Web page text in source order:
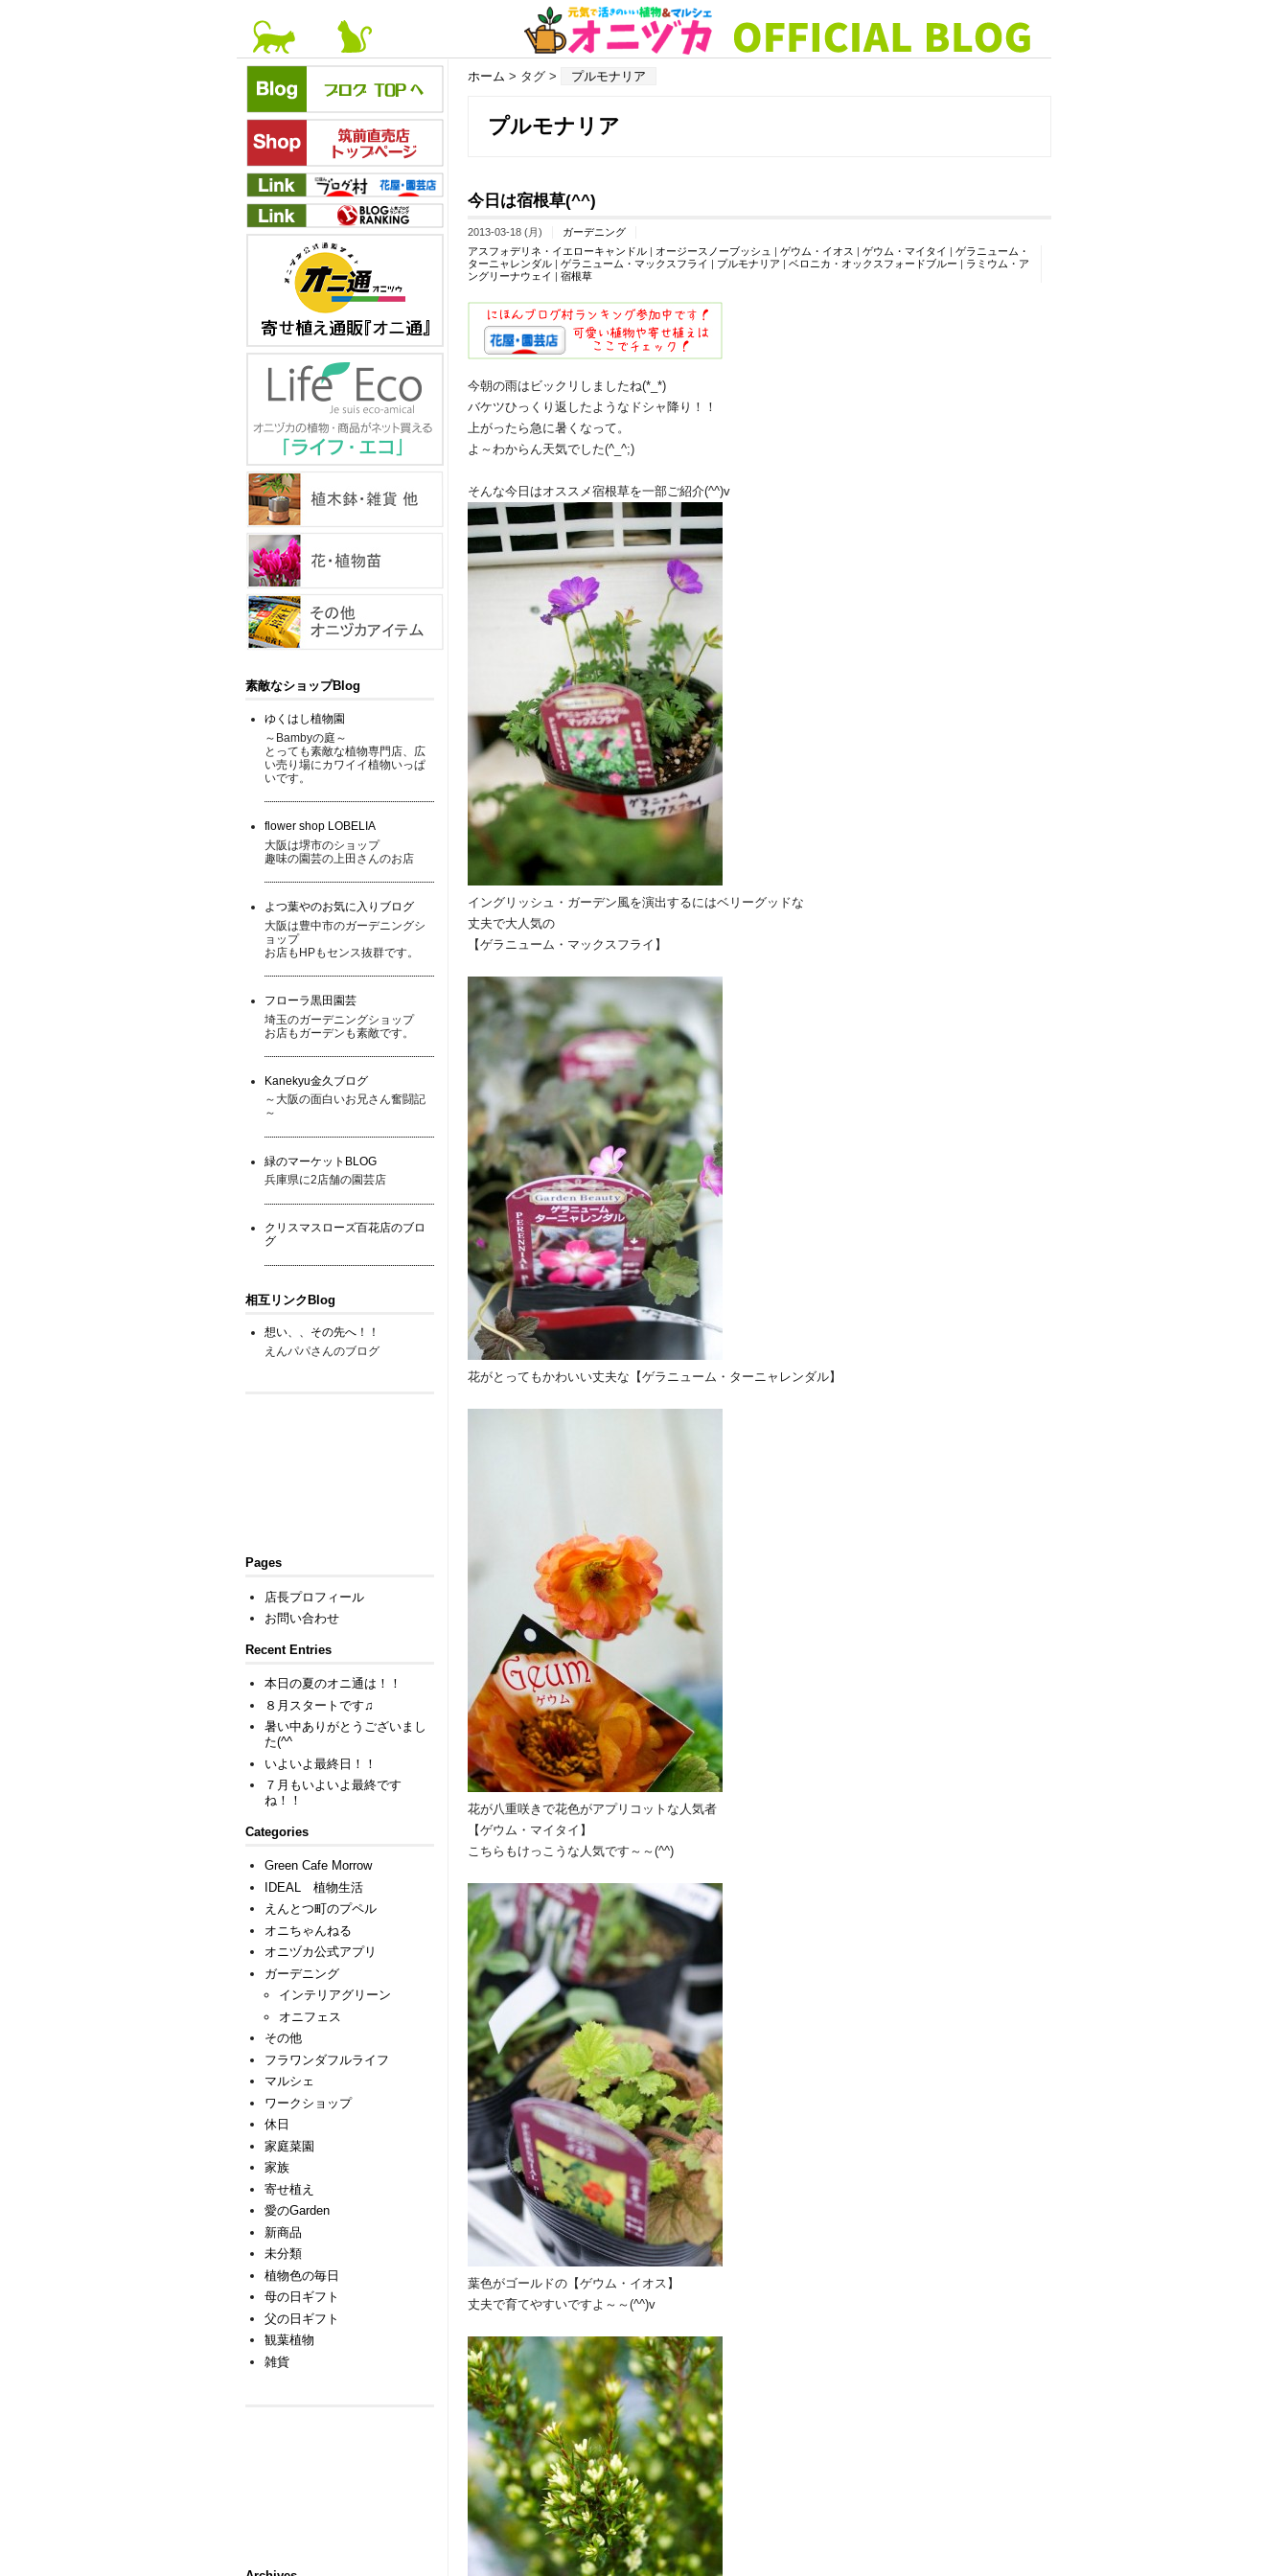
ホーム > タグ > プルモナリア
プルモナリア
今日は宿根草(^^)
2013-03-18 (月)
ガーデニング
アスフォデリネ・イエローキャンドル | オージースノーブッシュ | ゲウム・イオス | ゲウム・マイタイ | ゲラニューム・
ターニャレンダル | ゲラニューム・マックスフライ | プルモナリア | ベロニカ・オックスフォードブルー | ラミウム・ア
ングリーナウェイ | 宿根草
今朝の雨はビックリしましたね(*_*)
バケツひっくり返したようなドシャ降り！！
上がったら急に暑くなって。
よ～わからん天気でした(^_^;)
そんな今日はオススメ宿根草を一部ご紹介(^^)v
イングリッシュ・ガーデン風を演出するにはベリーグッドな
丈夫で大人気の
【ゲラニューム・マックスフライ】
花がとってもかわいい丈夫な【ゲラニューム・ターニャレンダル】
花が八重咲きで花色がアプリコットな人気者
【ゲウム・マイタイ】
こちらもけっこうな人気です～～(^^)
葉色がゴールドの【ゲウム・イオス】
丈夫で育てやすいですよ～～(^^)v
素敵なショップBlog
ゆくはし植物園
～Bambyの庭～
とっても素敵な植物専門店、広
い売り場にカワイイ植物いっぱ
いです。
flower shop LOBELIA
大阪は堺市のショップ
趣味の園芸の上田さんのお店
よつ葉やのお気に入りブログ
大阪は豊中市のガーデニングシ
ョップ
お店もHPもセンス抜群です。
フローラ黒田園芸
埼玉のガーデニングショップ
お店もガーデンも素敵です。
Kanekyu金久ブログ
～大阪の面白いお兄さん奮闘記
～
緑のマーケットBLOG
兵庫県に2店舗の園芸店
クリスマスローズ百花店のブロ
グ
相互リンクBlog
想い、、その先へ！！
えんパパさんのブログ
Pages
店長プロフィール
お問い合わせ
Recent Entries
本日の夏のオニ通は！！
８月スタートです♫
暑い中ありがとうございまし
た(^^ゞ
いよいよ最終日！！
７月もいよいよ最終です
ね！！
Categories
Green Cafe Morrow
IDEAL 植物生活
えんとつ町のプペル
オニちゃんねる
オニヅカ公式アプリ
ガーデニング
インテリアグリーン
オニフェス
その他
フラワンダフルライフ
マルシェ
ワークショップ
休日
家庭菜園
家族
寄せ植え
愛のGarden
新商品
未分類
植物色の毎日
母の日ギフト
父の日ギフト
観葉植物
雑貨